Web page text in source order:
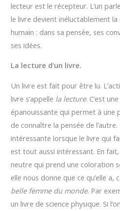
lecteur est le récepteur. L’un
le livre devient inéluctablement
humain : dans sa pensée, ses
ses idées.
La lecture d’un livre.
Un livre est fait pour être lu.
livre s’appelle la lecture. C’est
épanouissante qui permet à une
de connaître la pensée de
intéressante lorsque le livre qui
est tout aussi intéressant. En
neutre qui prend une coloration
elle nous donne que ce qu’elle a,
belle femme du monde. Par
un livre de science physique. Si